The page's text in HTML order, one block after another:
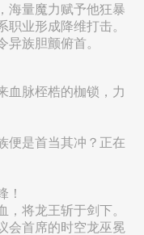
海量魔力赋予他狂暴
业形成降维打击。
族胆颤俯首。
血脉桎梏的枷锁，力
便是首当其冲？正在
！
将龙王斩于剑下。
会首席的时空龙巫冕